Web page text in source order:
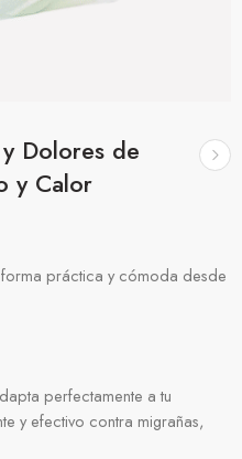
Dolores de
y Calor
práctica y cómoda desde
perfectamente a tu
y efectivo contra migrañas,